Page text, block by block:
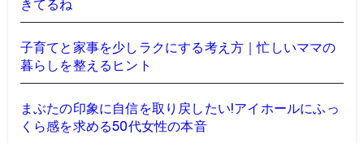
きてるね
子育てと家事を少しラクにする考え方｜忙しいママの
暮らしを整えるヒント
まぶたの印象に自信を取り戻したい!アイホールにふっ
くら感を求める50代女性の本音